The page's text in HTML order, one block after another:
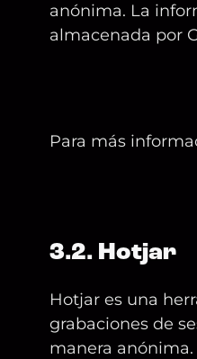
anónima. La
almacenada por
Para más
3.2. Hotjar
Hotjar es una
grabaciones de
manera anónima.